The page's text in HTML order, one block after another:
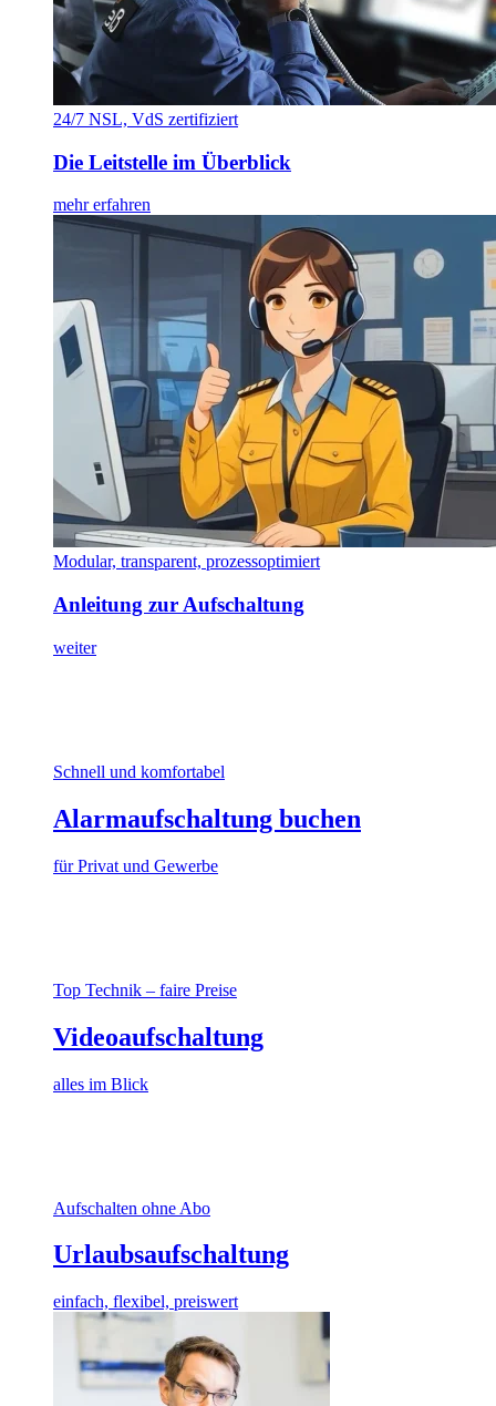
24/7 NSL, VdS zertifiziert
Die Leitstelle im Überblick
mehr erfahren
Modular, transparent, prozessoptimiert
Anleitung zur Aufschaltung
weiter
Schnell und komfortabel
Alarmaufschaltung buchen
für Privat und Gewerbe
Top Technik – faire Preise
Videoaufschaltung
alles im Blick
Aufschalten ohne Abo
Urlaubsaufschaltung
einfach, flexibel, preiswert